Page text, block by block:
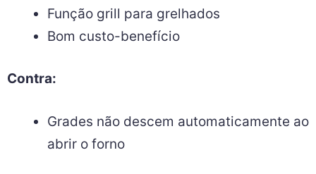
Função grill para grelhados
Bom custo-benefício
Contra:
Grades não descem automaticamente ao
abrir o forno